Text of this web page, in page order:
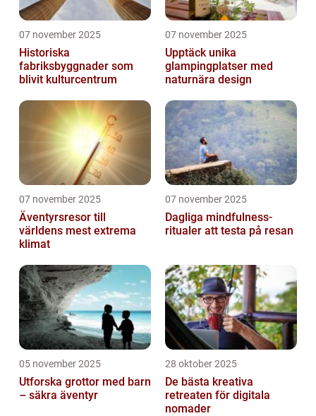
07 november 2025
Historiska
fabriksbyggnader som
blivit kulturcentrum
07 november 2025
Upptäck unika
glampingplatser med
naturnära design
07 november 2025
Äventyrsresor till
världens mest extrema
klimat
07 november 2025
Dagliga mindfulness-
ritualer att testa på resan
05 november 2025
Utforska grottor med barn
– säkra äventyr
28 oktober 2025
De bästa kreativa
retreaten för digitala
nomader